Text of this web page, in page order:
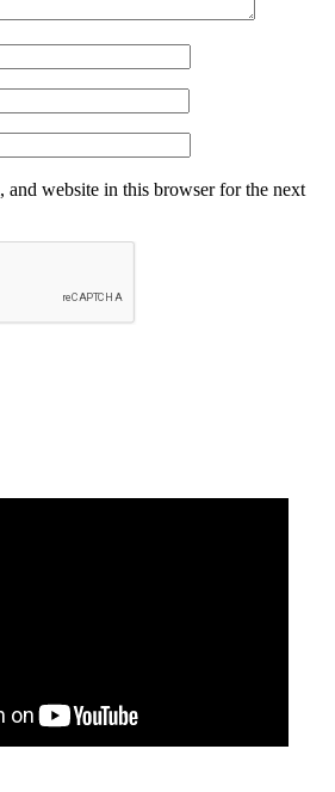
and website in this browser for the next